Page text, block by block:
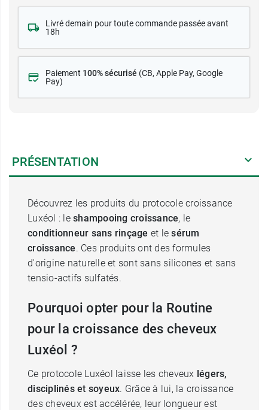
Livré demain pour toute commande passée avant
18h
Paiement 100% sécurisé (CB, Apple Pay, Google
Pay)
PRÉSENTATION
Découvrez les produits du protocole croissance
Luxéol : le shampooing croissance, le
conditionneur sans rinçage et lesérum
croissance. Ces produits ont des formules
d'origine naturelle et sont sans silicones et sans
tensio-actifs sulfatés.
Pourquoi opter pour la Routine
pour la croissance des cheveux
Luxéol ?
Ce protocole Luxéol laisse les cheveux légers,
disciplinés et soyeux. Grâce à lui, la croissance
des cheveux est accélérée, leur longueur est